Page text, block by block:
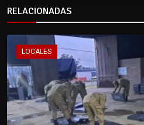
RELACIONADAS
LOCALES